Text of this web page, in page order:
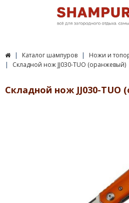
Каталог шампуров Ножи и
Складной нож JJ030-TUO (оранжевый)
Складной нож JJ030-TUO